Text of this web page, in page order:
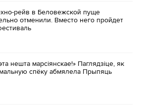
рейв в Беловежской пуще
отменили. Вместо него пройдет
нешта марсіянскае!» Паглядзіце, як
спёку абмялела Прыпяць